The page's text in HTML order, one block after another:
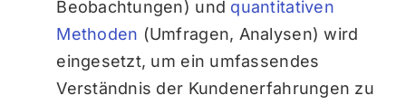
Beobachtungen) und quantitativen
Methoden (Umfragen, Analysen) wird
eingesetzt, um ein umfassendes
Verständnis der Kundenerfahrungen zu